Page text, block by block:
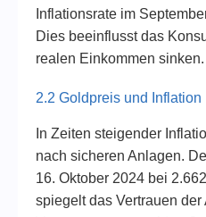
Inflationsrate im
Dies beeinflusst das
realen Einkommen sinken.
2.2 Goldpreis und Inflation
In Zeiten steigender
nach sicheren Anlagen.
16. Oktober 2024 bei
spiegelt das Vertrauen